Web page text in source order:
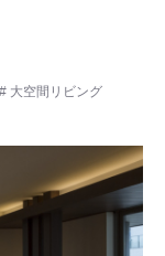
大空間リビング